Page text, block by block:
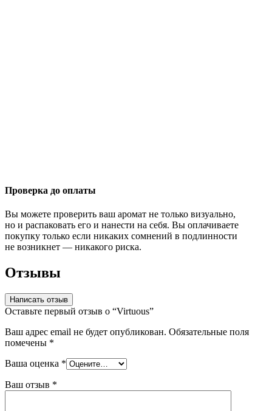
Проверка до оплаты
Вы можете проверить ваш аромат не только визуально,
но и распаковать его и нанести на себя. Вы оплачиваете
покупку только если никаких сомнений в подлинности
не возникнет — никакого риска.
Отзывы
Написать отзыв
Оставьте первый отзыв о “Virtuous”
Ваш адрес email не будет опубликован. Обязательные поля
помечены *
Ваша оценка *
Ваш отзыв *